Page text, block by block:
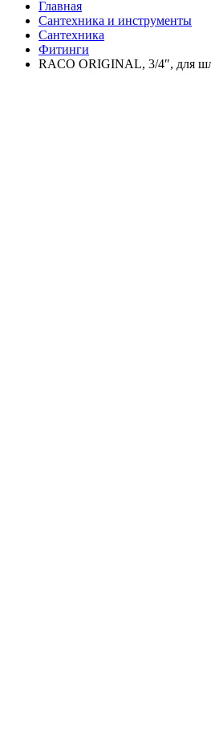
Главная
Cантехника и инструменты
Сантехника
Фитинги
RACO ORIGINAL, 3/4″, для